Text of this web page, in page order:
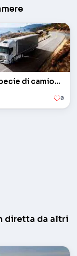
Una specie di camionista camion
0
diretta da altri